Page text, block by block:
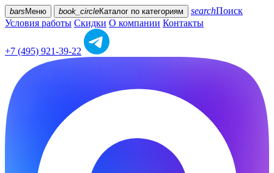
bars Меню book_circleКаталог по категориям searchПоиск
Условия работы Скидки О компании Контакты
+7 (495) 921-39-22